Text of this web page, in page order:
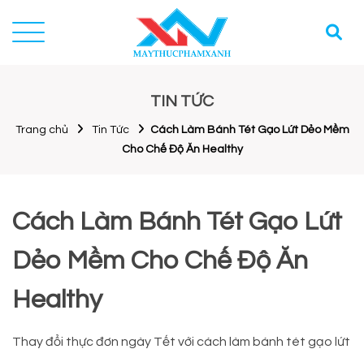
TIN TỨC
Trang chủ Tin Tức
Cách Làm Bánh Tét Gạo Lứt Dẻo Mềm
Cho Chế Độ Ăn Healthy
Cách Làm Bánh Tét Gạo Lứt
Dẻo Mềm Cho Chế Độ Ăn
Healthy
Thay đổi thực đơn ngày Tết với cách làm bánh tét gạo lứt